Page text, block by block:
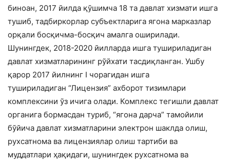
биноан, 2017 йилда қўшимча 18 та давлат хизмати ишга
тушиб, тадбиркорлар субъектларига ягона марказлар
орқали босқичма-босқич амалга оширилади.
Шунингдек, 2018-2020 йилларда ишга тушириладиган
давлат хизматларининг рўйхати тасдиқланган. Ушбу
қарор 2017 йилнинг I чорагидан ишга
тушириладиган “Лицензия” ахборот тизимлари
комплексини ўз ичига олади. Комплекс тегишли давлат
органига бормасдан туриб, “ягона дарча” тамойили
бўйича давлат хизматларини электрон шаклда олиш,
рухсатнома ва лицензиялар олиш тартиби ва
муддатлари ҳақидаги, шунингдек рухсатнома ва